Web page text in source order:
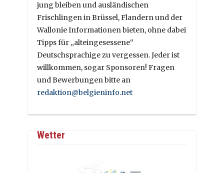
jung bleiben und ausländischen
Frischlingen in Brüssel, Flandern und der
Wallonie Informationen bieten, ohne dabei
Tipps für „alteingesessene“
Deutschsprachige zu vergessen. Jeder ist
willkommen, sogar Sponsoren! Fragen
und Bewerbungen bitte an
redaktion@belgieninfo.net
Wetter